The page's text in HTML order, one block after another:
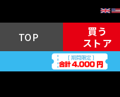
TOP
買う
ストア